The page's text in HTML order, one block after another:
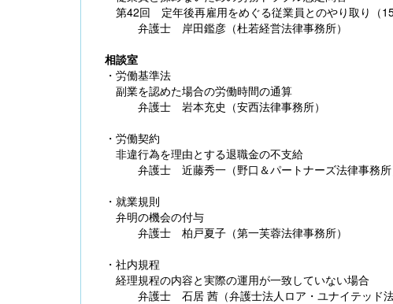
第42回 定年後再雇用をめぐる従業員とのやり取り（15
弁護士 岸田鑑彦（杜若経営法律事務所）
相談室
・労働基準法
副業を認めた場合の労働時間の通算
弁護士 岩本充史（安西法律事務所）
・労働契約
非違行為を理由とする退職金の不支給
弁護士 近藤秀一（野口＆パートナーズ法律事務所
・就業規則
弁明の機会の付与
弁護士 柏戸夏子（第一芙蓉法律事務所）
・社内規程
経理規程の内容と実際の運用が一致していない場合
弁護士 石居 茜（弁護士法人ロア・ユナイテッド法